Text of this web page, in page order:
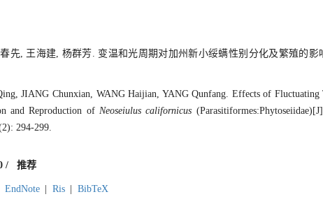
先, 王海建, 杨群芳. 变温和光周期对加州新小绥螨性别分化及繁殖的影
JIANG Chunxian, WANG Haijian, YANG Qunfang. Effects of Fluctuating
and Reproduction of Neoseiulus californicus
294-299.
/ 推荐
EndNote Ris BibTeX